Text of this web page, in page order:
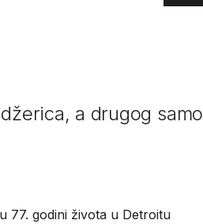
a drugog samo
77. godini života u Detroitu